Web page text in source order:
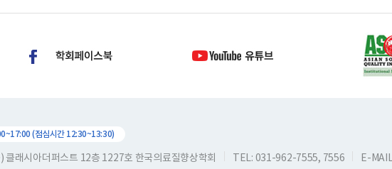
(점심시간 12:30~13:30)
클래시아더퍼스트 12층 1227호 한국의료질향상학회 TEL: 031-962-7555, 7556 E-